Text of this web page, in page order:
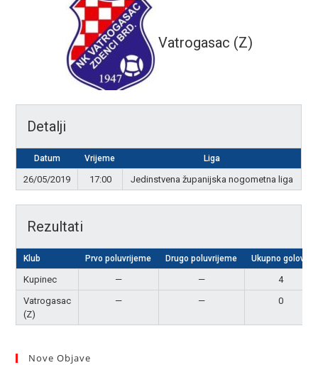
Vatrogasac (Z)
Detalji
Datum Vrijeme Liga
26/05/2019 17:00 Jedinstvena županijska nogometna liga
Rezultati
Klub Prvo poluvrijeme Drugo poluvrijeme Ukupno golova
Kupinec — —
4
Vatrogasac
(Z)
— — 0
Nove Objave